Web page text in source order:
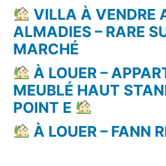
VILLA À VENDRE
ALMADIES – RARE
MARCHÉ
À LOUER –
MEUBLÉ HAUT
POINT E
À LOUER – FANN